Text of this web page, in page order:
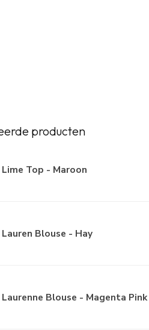
producten
Lime Top - Maroon
Lauren Blouse - Hay
Laurenne Blouse - Magenta Pink